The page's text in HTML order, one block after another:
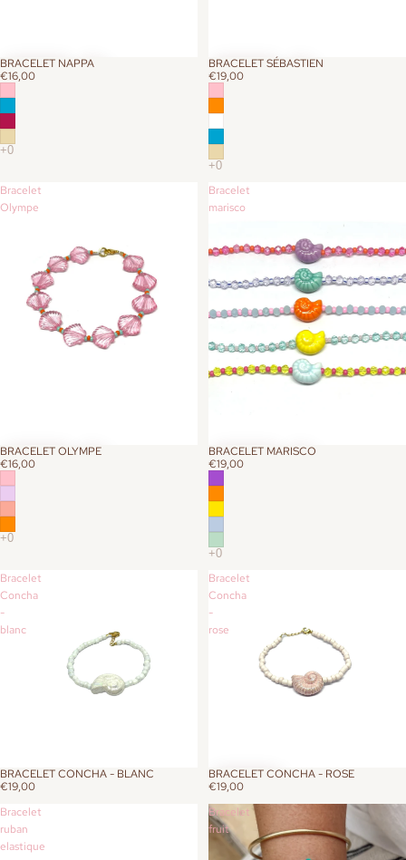
BRACELET NAPPA
€16,00
BRACELET SÉBASTIEN
€19,00
Bracelet
Olympe
BRACELET OLYMPE
€16,00
Bracelet
marisco
BRACELET MARISCO
€19,00
Bracelet
Concha
-
blanc
ÉPUISÉ
BRACELET CONCHA - BLANC
€19,00
Bracelet
Concha
-
rose
BRACELET CONCHA - ROSE
€19,00
Bracelet
ruban
elastique
Bracelet
fruit